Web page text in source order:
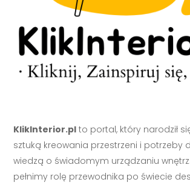
KlikInterior.pl to portal, który narodził
sztuką kreowania przestrzeni i potrzeby
wiedzą o świadomym urządzaniu
pełnimy rolę przewodnika po świecie